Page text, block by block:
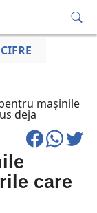
mașinile
deja
care